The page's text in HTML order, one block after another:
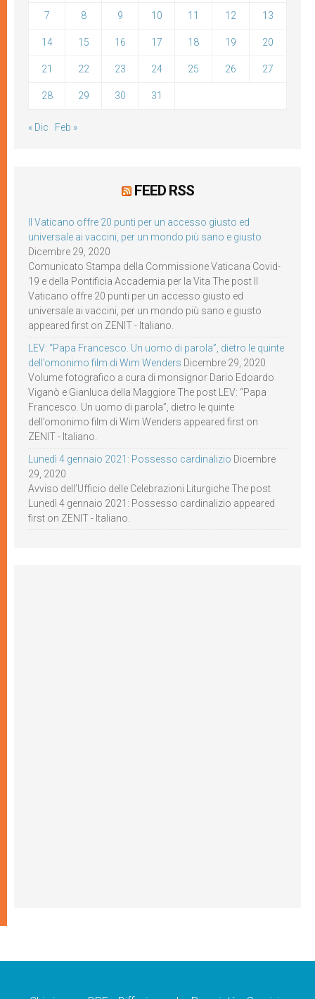
7 8 9 10 11 12 13
14 15 16 17 18 19 20
21 22 23 24 25 26 27
28 29 30 31
« Dic Feb »
FEED RSS
Il Vaticano offre 20 punti per un accesso giusto ed
universale ai vaccini, per un mondo più sano e giusto
Dicembre 29, 2020
Comunicato Stampa della Commissione Vaticana Covid-
19 e della Pontificia Accademia per la Vita The post Il
Vaticano offre 20 punti per un accesso giusto ed
universale ai vaccini, per un mondo più sano e giusto
appeared first on ZENIT - Italiano.
LEV: “Papa Francesco. Un uomo di parola”, dietro le quinte
dell’omonimo film di Wim Wenders Dicembre 29, 2020
Volume fotografico a cura di monsignor Dario Edoardo
Viganò e Gianluca della Maggiore The post LEV: “Papa
Francesco. Un uomo di parola”, dietro le quinte
dell’omonimo film di Wim Wenders appeared first on
ZENIT - Italiano.
Lunedì 4 gennaio 2021: Possesso cardinalizio Dicembre
29, 2020
Avviso dell’Ufficio delle Celebrazioni Liturgiche The post
Lunedì 4 gennaio 2021: Possesso cardinalizio appeared
first on ZENIT - Italiano.